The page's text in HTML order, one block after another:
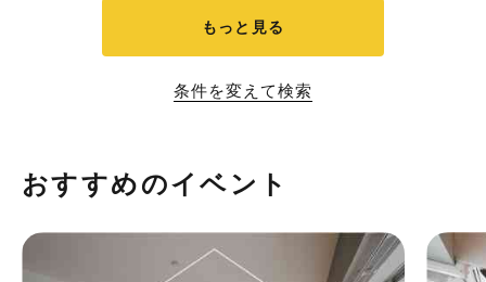
もっと見る
条件を変えて検索
おすすめのイベント